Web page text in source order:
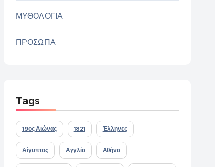
ΜΥΘΟΛΟΓΙΑ
ΠΡΟΣΩΠΑ
Tags
19ος Αιώνας 1821 Έλληνες
Αίγυπτος Αγγλία Αθήνα